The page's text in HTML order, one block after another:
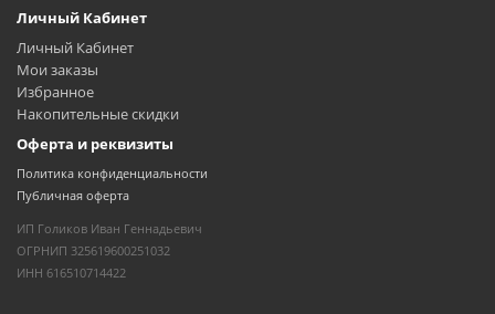
Личный Кабинет
Личный Кабинет
Мои заказы
Избранное
Накопительные скидки
Оферта и реквизиты
Политика конфиденциальности
Публичная оферта
ИП Голиков Иван Геннадьевич
ОГРНИП 325619600251032
ИНН 616510714422